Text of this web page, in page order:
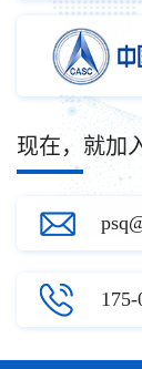
现在，就加
175-